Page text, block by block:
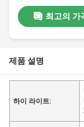
최고의 가
제품 설명
하이 라이트: